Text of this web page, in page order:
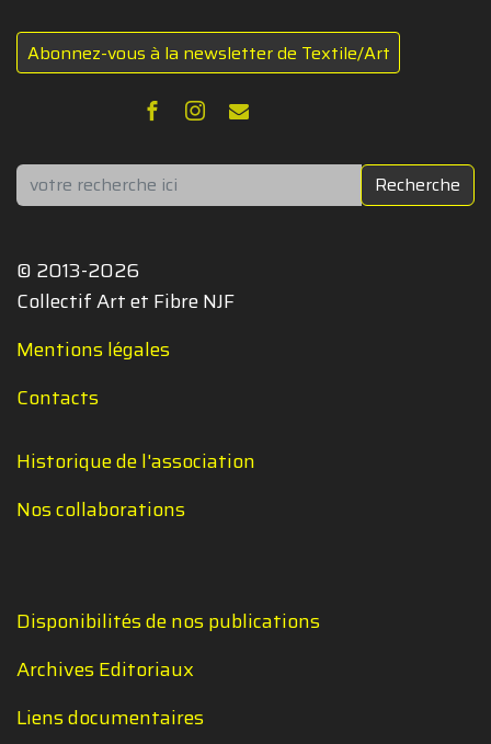
Abonnez-vous à la newsletter de Textile/Art
Rechercher Recherche
© 2013-2026
Collectif Art et Fibre NJF
Mentions légales
Contacts
Historique de l'association
Nos collaborations
Disponibilités de nos publications
Archives Editoriaux
Liens documentaires